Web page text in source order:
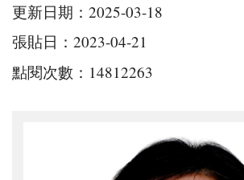
更新日期：2025-03-18
張貼日：2023-04-21
點閱次數：14812263